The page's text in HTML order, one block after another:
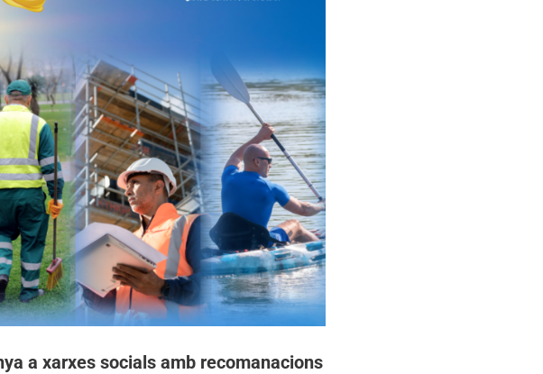
a xarxes socials amb recomanacions